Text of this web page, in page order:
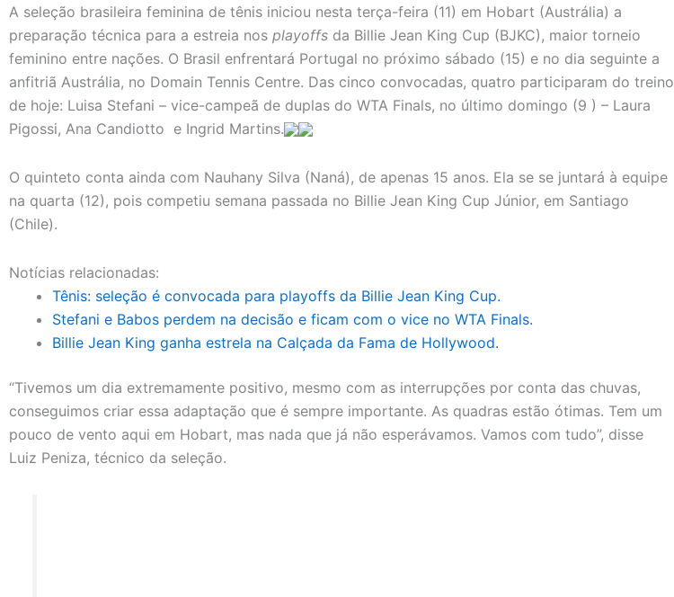
A seleção brasileira feminina de tênis iniciou nesta terça-feira (11) em Hobart (Austrália) a
preparação técnica para a estreia nos playoffs da Billie Jean King Cup (BJKC), maior torneio
feminino entre nações. O Brasil enfrentará Portugal no próximo sábado (15) e no dia seguinte a
anfitriã Austrália, no Domain Tennis Centre. Das cinco convocadas, quatro participaram do treino
de hoje: Luisa Stefani – vice-campeã de duplas do WTA Finals, no último domingo (9 ) – Laura
Pigossi, Ana Candiotto e Ingrid Martins.
O quinteto conta ainda com Nauhany Silva (Naná), de apenas 15 anos. Ela se se juntará à equipe
na quarta (12), pois competiu semana passada no Billie Jean King Cup Júnior, em Santiago
(Chile).
Notícias relacionadas:
Tênis: seleção é convocada para playoffs da Billie Jean King Cup.
Stefani e Babos perdem na decisão e ficam com o vice no WTA Finals.
Billie Jean King ganha estrela na Calçada da Fama de Hollywood.
“Tivemos um dia extremamente positivo, mesmo com as interrupções por conta das chuvas,
conseguimos criar essa adaptação que é sempre importante. As quadras estão ótimas. Tem um
pouco de vento aqui em Hobart, mas nada que já não esperávamos. Vamos com tudo”, disse
Luiz Peniza, técnico da seleção.